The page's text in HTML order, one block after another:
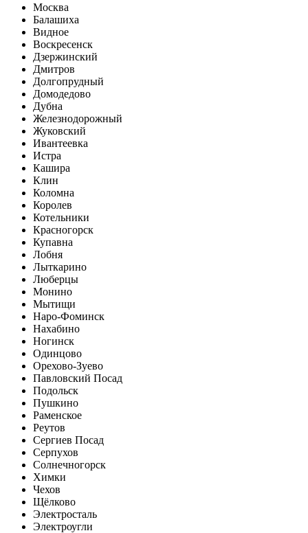
Москва
Балашиха
Видное
Воскресенск
Дзержинский
Дмитров
Долгопрудный
Домодедово
Дубна
Железнодорожный
Жуковский
Ивантеевка
Истра
Кашира
Клин
Коломна
Королев
Котельники
Красногорск
Купавна
Лобня
Лыткарино
Люберцы
Монино
Мытищи
Наро-Фоминск
Нахабино
Ногинск
Одинцово
Орехово-Зуево
Павловский Посад
Подольск
Пушкино
Раменское
Реутов
Сергиев Посад
Серпухов
Солнечногорск
Химки
Чехов
Щёлково
Электросталь
Электроугли